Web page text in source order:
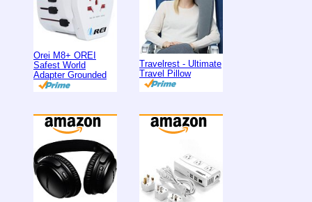
Orei M8+ OREI
Safest World
Adapter Grounded
Travelrest - Ultimate
Travel Pillow